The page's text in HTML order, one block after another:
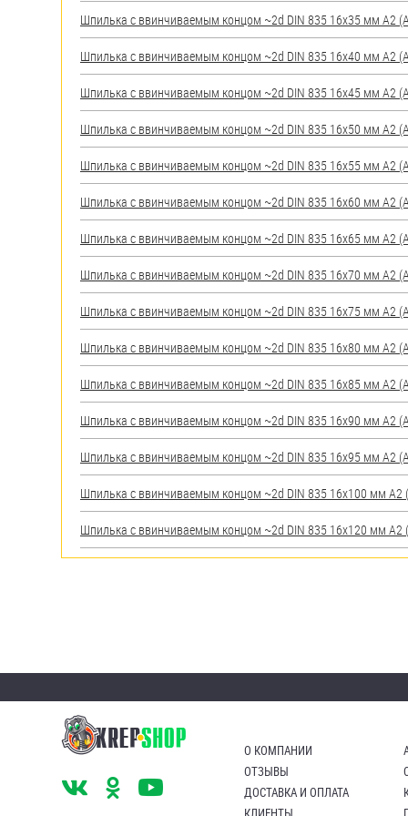
Пробки
Саморезы и шурупы
Стопорные кольца
Такелаж
Хомуты
Шайбы
Шпильки
Шплинты
Штифты и пальцы
Шпилька c ввинчиваемым концом ~2d DIN 835 16х35 мм А2
Шпилька c ввинчиваемым концом ~2d DIN 835 16х40 мм А2
Шпилька c ввинчиваемым концом ~2d DIN 835 16х45 мм А2
Шпилька c ввинчиваемым концом ~2d DIN 835 16х50 мм А2
Шпилька c ввинчиваемым концом ~2d DIN 835 16х55 мм А2
Шпилька c ввинчиваемым концом ~2d DIN 835 16х60 мм А2
Шпилька c ввинчиваемым концом ~2d DIN 835 16х65 мм А2
Шпилька c ввинчиваемым концом ~2d DIN 835 16х70 мм А2
Шпилька c ввинчиваемым концом ~2d DIN 835 16х75 мм А2
Шпилька c ввинчиваемым концом ~2d DIN 835 16х80 мм А2
Шпилька c ввинчиваемым концом ~2d DIN 835 16х85 мм А2
Шпилька c ввинчиваемым концом ~2d DIN 835 16х90 мм А2
Шпилька c ввинчиваемым концом ~2d DIN 835 16х95 мм А2
Шпилька c ввинчиваемым концом ~2d DIN 835 16х100 мм А2
Шпилька c ввинчиваемым концом ~2d DIN 835 16х120 мм А2
О КОМПАНИИ
ОТЗЫВЫ
ДОСТАВКА И ОПЛАТА